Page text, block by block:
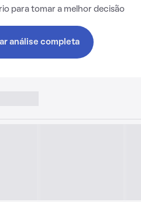
para tomar a melhor decisão
análise completa